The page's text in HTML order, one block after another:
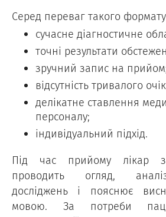
Серед переваг такого
сучасне діагностичне
точні результати
зручний запис на
відсутність тривалого
делікатне ставлення
персоналу;
індивідуальний підхід.
Під час прийому лікар
проводить огляд,
досліджень і пояснює
мовою. За потреби